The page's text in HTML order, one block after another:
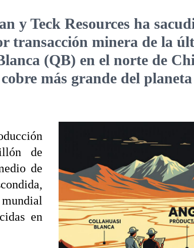
y Teck Resources ha
transacción minera de la
(QB) en el norte de
más grande del
de
de
en